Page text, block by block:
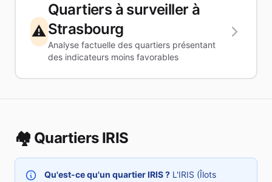
⚠️
Quartiers à surveiller à
Strasbourg
Analyse factuelle des quartiers présentant
des indicateurs moins favorables
🏘️ Quartiers IRIS
Qu'est-ce qu'un quartier IRIS ? L'IRIS (Îlots